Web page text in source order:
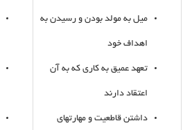
میل به مولد بودن و رسیدن به
اهداف خود
تعهد عمیق به کاری که به آن
اعتقاد دارند
داشتن قاطعیت و مهارتهای